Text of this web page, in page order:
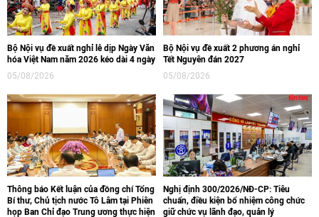
Bộ Nội vụ đề xuất nghỉ lễ dịp Ngày Văn
hóa Việt Nam năm 2026 kéo dài 4 ngày
05/08/2026
Bộ Nội vụ đề xuất 2 phương án nghỉ
Tết Nguyên đán 2027
05/08/2026
Thông báo Kết luận của đồng chí Tổng
Bí thư, Chủ tịch nước Tô Lâm tại Phiên
họp Ban Chỉ đạo Trung ương thực hiện
Nghị định 300/2026/NĐ-CP: Tiêu
chuẩn, điều kiện bổ nhiệm công chức
giữ chức vụ lãnh đạo, quản lý